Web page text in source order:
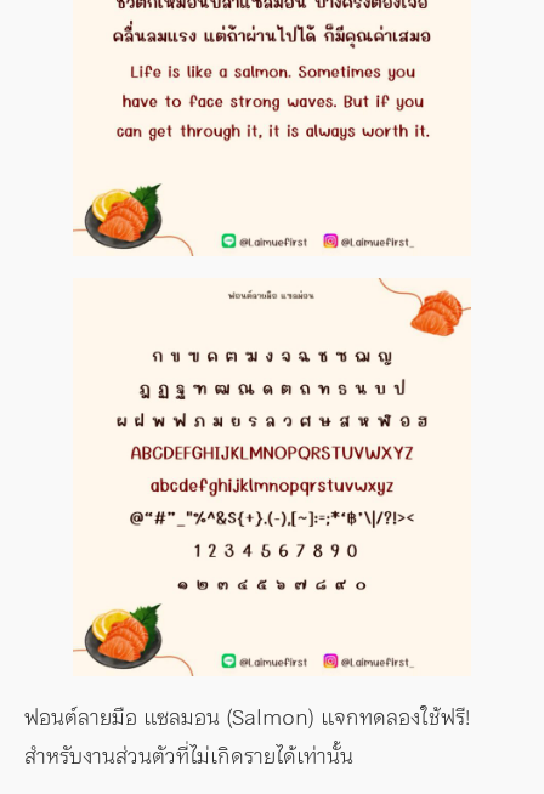
ฟอนต์ลายมือ แซลมอน (Salmon) แจกทดลองใช้ฟรี!
สำหรับงานส่วนตัวที่ไม่เกิดรายได้เท่านั้น